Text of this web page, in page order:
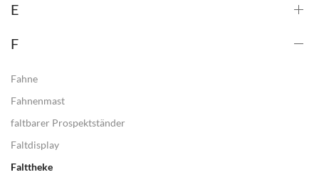
E
F
Fahne
Fahnenmast
faltbarer Prospektständer
Faltdisplay
Falttheke